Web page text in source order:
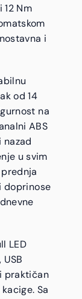
12 Nm
i
od 14
na
ABS
u svim
doprinose
LED
praktičan
Sa